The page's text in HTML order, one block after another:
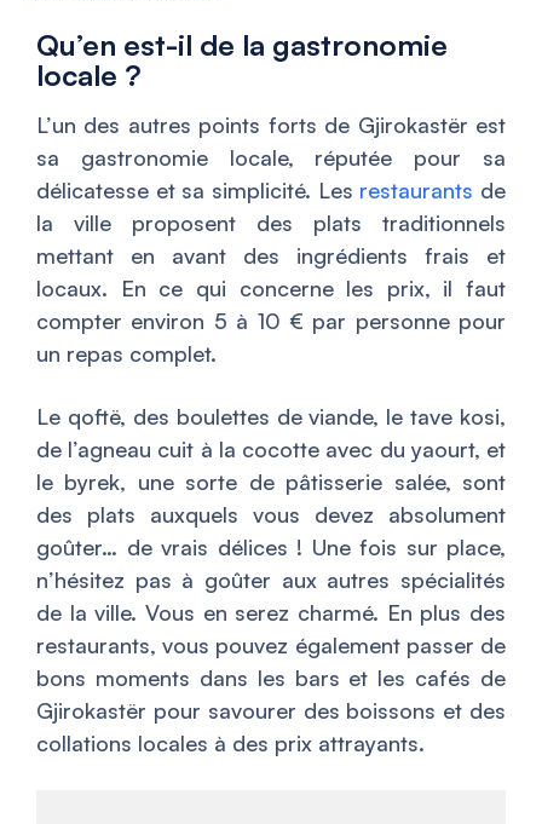
Qu’en est-il de la gastronomie
locale ?
L’un des autres points forts de Gjirokastër est
sa gastronomie locale, réputée pour sa
délicatesse et sa simplicité. Les restaurants de
la ville proposent des plats traditionnels
mettant en avant des ingrédients frais et
locaux. En ce qui concerne les prix, il faut
compter environ 5 à 10 € par personne pour
un repas complet.
Le qoftë, des boulettes de viande, le tave kosi,
de l’agneau cuit à la cocotte avec du yaourt, et
le byrek, une sorte de pâtisserie salée, sont
des plats auxquels vous devez absolument
goûter… de vrais délices ! Une fois sur place,
n’hésitez pas à goûter aux autres spécialités
de la ville. Vous en serez charmé. En plus des
restaurants, vous pouvez également passer de
bons moments dans les bars et les cafés de
Gjirokastër pour savourer des boissons et des
collations locales à des prix attrayants.